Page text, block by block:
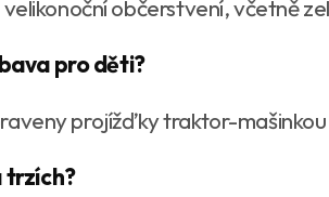
velikonoční občerstvení, včetně
pro děti?
projížďky traktor-
trzích?